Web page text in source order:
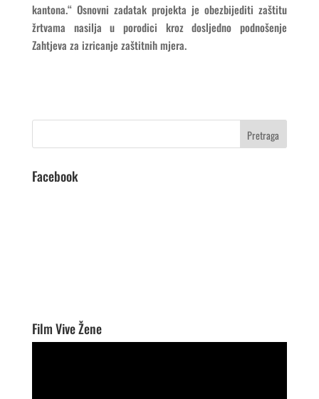
kantona.“ Osnovni zadatak projekta je obezbijediti zaštitu
žrtvama nasilja u porodici kroz dosljedno podnošenje
Zahtjeva za izricanje zaštitnih mjera.
Facebook
Film Vive Žene